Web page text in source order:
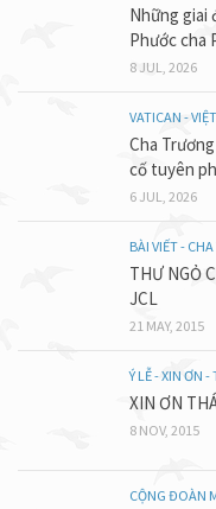
Những giai
Phước cha
8 JUL, 2026
VATICAN -
Cha
cố tuyên
6 JUL, 2026
BÀI VIẾT -
THƯ NGỎ
JCL
21 MAY, 2015
Ý LỄ - XIN ƠN -
XIN ƠN
8 NOV, 2015
CỘNG ĐOÀN